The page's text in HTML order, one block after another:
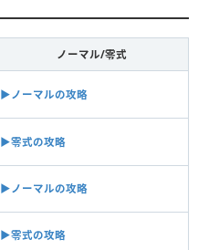
ノーマル/零式
▶ノーマルの攻略
▶零式の攻略
▶ノーマルの攻略
▶零式の攻略